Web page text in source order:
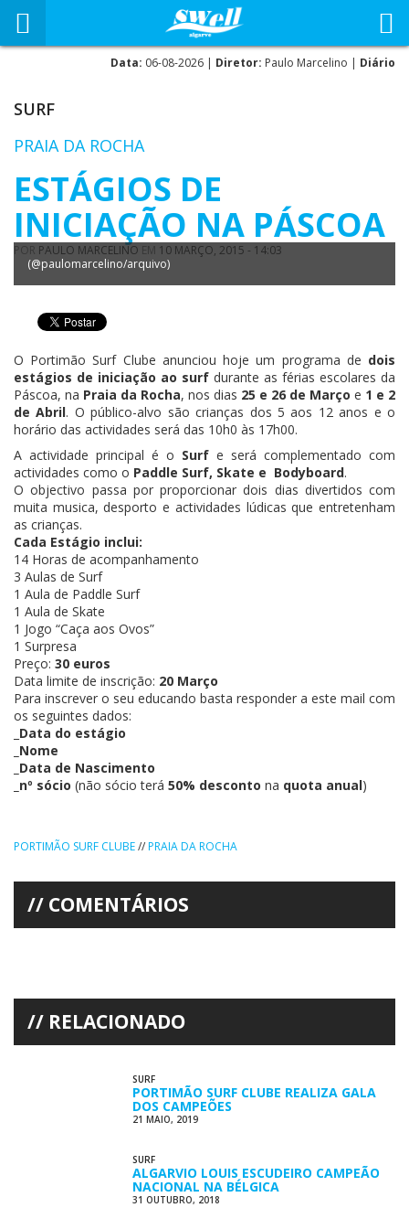
Data: 06-08-2026 | Diretor: Paulo Marcelino | Diário
SURF
PRAIA DA ROCHA
ESTÁGIOS DE
INICIAÇÃO NA PÁSCOA
POR PAULO MARCELINO EM 10 MARÇO, 2015 - 14:03
(@paulomarcelino/arquivo)
O Portimão Surf Clube anunciou hoje um programa de dois
estágios de iniciação ao surf durante as férias escolares da
Páscoa, na Praia da Rocha, nos dias 25 e 26 de Março e 1 e 2
de Abril. O público-alvo são crianças dos 5 aos 12 anos e o
horário das actividades será das 10h0 às 17h00.
A actividade principal é o Surf e será complementado com
actividades como o Paddle Surf, Skate e Bodyboard.
O objectivo passa por proporcionar dois dias divertidos com
muita musica, desporto e actividades lúdicas que entretenham
as crianças.
Cada Estágio inclui:
14 Horas de acompanhamento
3 Aulas de Surf
1 Aula de Paddle Surf
1 Aula de Skate
1 Jogo “Caça aos Ovos”
1 Surpresa
Preço: 30 euros
Data limite de inscrição: 20 Março
Para inscrever o seu educando basta responder a este mail com
os seguintes dados:
Data do estágio
_Nome
_Data de Nascimento
_nº sócio (não sócio terá 50% desconto na quota anual)
PORTIMÃO SURF CLUBE//PRAIA DA ROCHA
COMENTÁRIOS
RELACIONADO
SURF
PORTIMÃO SURF CLUBE REALIZA GALA
DOS CAMPEÕES
21 MAIO, 2019
SURF
ALGARVIO LOUIS ESCUDEIRO CAMPEÃO
NACIONAL NA BÉLGICA
31 OUTUBRO, 2018